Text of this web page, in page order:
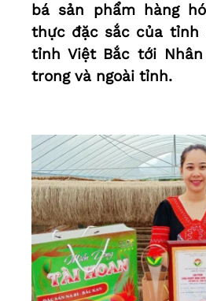
bá sản phẩm hàng
thực đặc sắc của tỉnh
tỉnh Việt Bắc tới
trong và ngoài tỉnh.